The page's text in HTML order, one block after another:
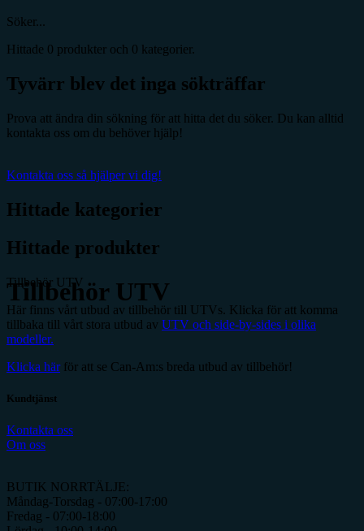
Söker...
Hittade 0 produkter och 0 kategorier.
Tyvärr blev det inga sökträffar
Prova att ändra din sökning för att hitta det du söker. Du kan alltid
kontakta oss om du behöver hjälp!
Kontakta oss så hjälper vi dig!
Hittade kategorier
Hittade produkter
Tillbehör UTV
Tillbehör UTV
Här finns vårt utbud av tillbehör till UTVs. Klicka för att komma
tillbaka till vårt stora utbud av UTV och side-by-sides i olika
modeller.
Klicka härför att se Can-Am:s breda utbud av tillbehör!
Kundtjänst
Kontakta oss
Om oss
BUTIK NORRTÄLJE:
Måndag-Torsdag - 07:00-17:00
Fredag - 07:00-18:00